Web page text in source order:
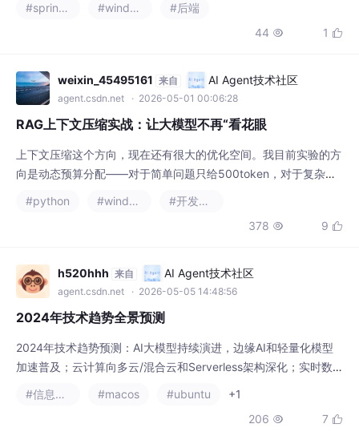
#spring boot
#windows
#后端
44  1 
weixin_45495161 来自 AI Agent技术社区
agent.csdn.net · 2026-05-01 00:06:28
RAG上下文压缩实战：让大模型不再“看花眼
上下文压缩这个方向，现在还有很大的优化空间。我目前实验的方
向是动态预算分配——对于简单问题只给500token，对于复杂问
问题还是检索质量。压缩只是补救。检索做得好，压缩需要做的工
作就少很多。下一篇打算讲讲RAG的查询改写，可以关注一下。
#python #windows
#开发语言
378  9 
h520hhh 来自 AI Agent技术社区
agent.csdn.net · 2026-05-05 14:48:56
2024年技术趋势全景预测
2024年技术趋势预测：AI大模型持续演进，边缘AI和轻量化模型
加速普及；云计算向多云/混合云和Serverless架构深化；实时数
据分析与AI增强的数据治理成为重点；区块链在金融/供应链领域
升网络安全；低代码平台和云原生工具推动开发效率提升。开发者
#信息可视化 #macos #ubuntu
+1
206  7 